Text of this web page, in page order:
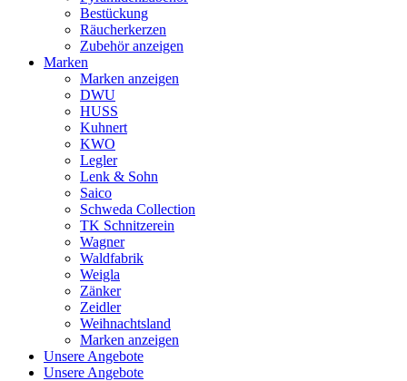
Bestückung
Räucherkerzen
Zubehör anzeigen
Marken
Marken anzeigen
DWU
HUSS
Kuhnert
KWO
Legler
Lenk & Sohn
Saico
Schweda Collection
TK Schnitzerein
Wagner
Waldfabrik
Weigla
Zänker
Zeidler
Weihnachtsland
Marken anzeigen
Unsere Angebote
Unsere Angebote